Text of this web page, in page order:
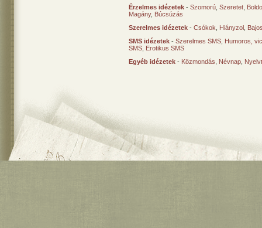
Érzelmes idézetek - Szomorú Szeretet
Magány, Búcsúzás
Szerelmes idézetek - Csókok Hiányzol
SMS idézetek - Szerelmes SMS Humoros,
SMS Erotikus SMS
Egyéb idézetek - Közmondás Névnap